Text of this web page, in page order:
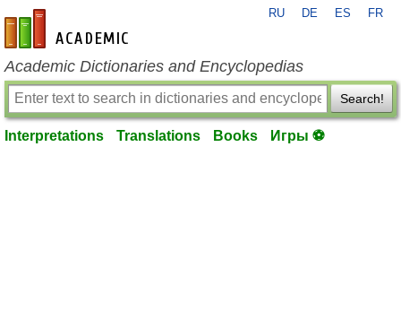
en-academic.com
RU DE ES FR
Academic Dictionaries and Encyclopedias
Search!
Interpretations Translations Books Игры ⚽